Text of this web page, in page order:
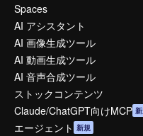
Spaces
AI アシスタント
AI 画像生成ツール
AI 動画生成ツール
AI 音声合成ツール
ストックコンテンツ
Claude/ChatGPT向けMCP
エージェント 新規